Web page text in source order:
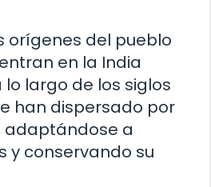
orígenes del pueblo
en la India
largo de los siglos
han dispersado por
adaptándose a
y conservando su